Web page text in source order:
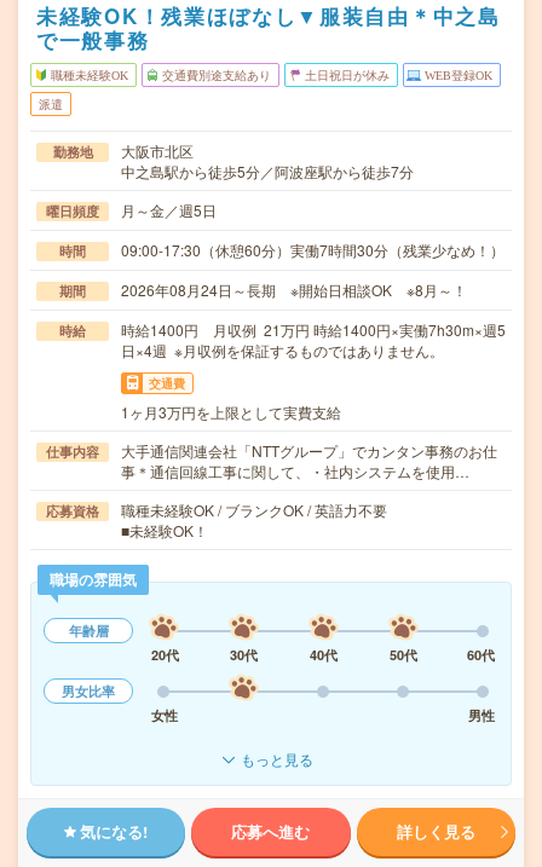
未経験OK！残業ほぼなし▼服装自由＊中之島
で一般事務
職種未経験OK 交通費別途支給あり 土日祝日が休み WEB登録OK
派遣
勤務地
大阪市北区
中之島駅から徒歩5分／阿波座駅から徒歩7分
曜日頻度 月～金／週5日
時間 09:00-17:30（休憩60分）実働7時間30分（残業少なめ！）
期間 2026年08月24日～長期 ※開始日相談OK ※8月～！
時給
時給1400円 月収例 21万円 時給1400円×実働7h30m×週5
日×4週 ※月収例を保証するものではありません。
交通費
1ヶ月3万円を上限として実費支給
仕事内容
大手通信関連会社「NTTグループ」でカンタン事務のお仕
事＊通信回線工事に関して、・社内システムを使用…
応募資格
職種未経験OK / ブランクOK / 英語力不要
■未経験OK！
職場の雰囲気
年齢層
20代
30代 40代 50代
60代
男女比率
女性
男性
もっと見る
気になる! 応募へ進む 詳しく見る